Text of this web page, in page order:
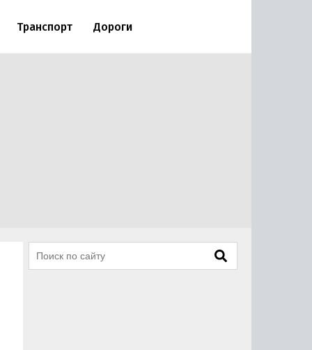
Транспорт Дороги